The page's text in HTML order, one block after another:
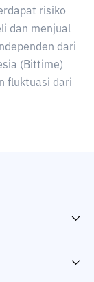
risiko
dan menjual
dari
(Bittime)
fluktuasi dari